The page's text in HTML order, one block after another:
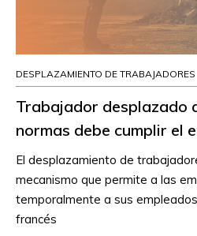
DESPLAZAMIENTO DE TRABAJADORES
Trabajador desplazado
normas debe cumplir el
El desplazamiento de
mecanismo que permite a las
temporalmente a sus
francés